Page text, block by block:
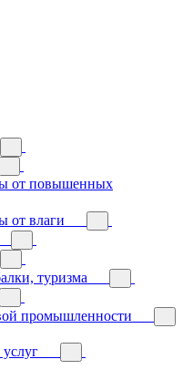
от повышенных
от влаги
туризма
промышленности